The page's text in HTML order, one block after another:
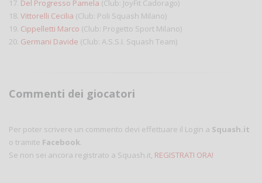
17. Del Progresso Pamela (Club: JoyFit Cadorago)
18. Vittorelli Cecilia (Club: Poli Squash Milano)
19. Cippelletti Marco (Club: Progetto Sport Milano)
20. Germani Davide (Club: A.S.S.I. Squash Team)
Commenti dei giocatori
Per poter scrivere un commento devi effettuare il Login a Squash.it
o tramite Facebook.
Se non sei ancora registrato a Squash.it, REGISTRATI ORA!